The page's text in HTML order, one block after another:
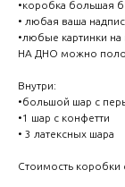
•коробка большая
• любая ваша
•любые картинки на
НА ДНО можно
Внутри:
•большой шар с
•1 шар с конфетти
• 3 латексных шара
Стоимость коробки